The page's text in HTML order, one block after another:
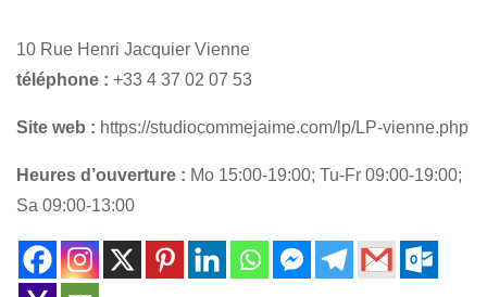
10 Rue Henri Jacquier Vienne
téléphone : +33 4 37 02 07 53
Site web : https://studiocommejaime.com/lp/LP-vienne.php
Heures d’ouverture : Mo 15:00-19:00; Tu-Fr 09:00-19:00;
Sa 09:00-13:00